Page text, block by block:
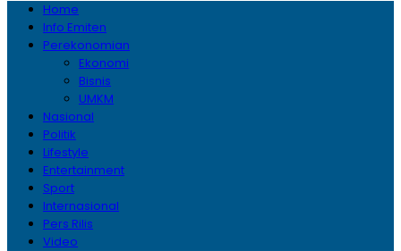
Home
Info Emiten
Perekonomian
Ekonomi
Bisnis
UMKM
Nasional
Politik
Lifestyle
Entertainment
Sport
Internasional
Pers Rilis
Video